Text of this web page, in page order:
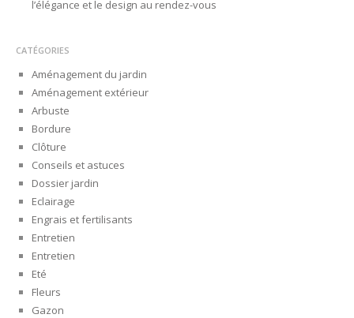
l’élégance et le design au rendez-vous
CATÉGORIES
Aménagement du jardin
Aménagement extérieur
Arbuste
Bordure
Clôture
Conseils et astuces
Dossier jardin
Eclairage
Engrais et fertilisants
Entretien
Entretien
Eté
Fleurs
Gazon